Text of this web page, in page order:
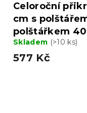
Celoroční
cm s
polštářkem
Skladem (>10 ks)
577 Kč